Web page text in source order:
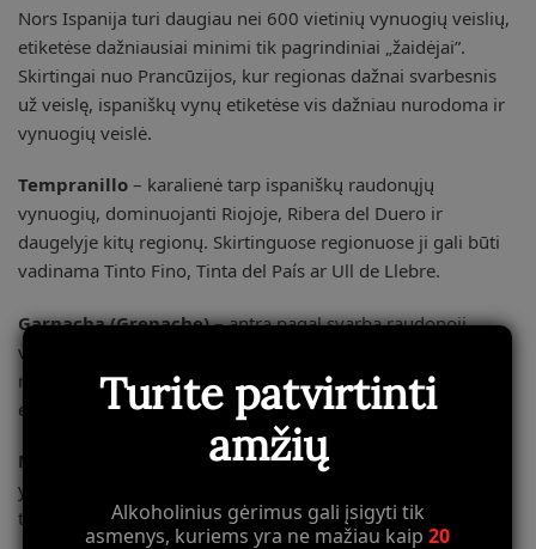
Nors Ispanija turi daugiau nei 600 vietinių vynuogių veislių,
etiketėse dažniausiai minimi tik pagrindiniai „žaidėjai”.
Skirtingai nuo Prancūzijos, kur regionas dažnai svarbesnis
už veislę, ispaniškų vynų etiketėse vis dažniau nurodoma ir
vynuogių veislė.
Tempranillo – karalienė tarp ispaniškų raudonųjų
vynuogių, dominuojanti Riojoje, Ribera del Duero ir
daugelyje kitų regionų. Skirtinguose regionuose ji gali būti
vadinama Tinto Fino, Tinta del País ar Ull de Llebre.
Garnacha (Grenache)– antra pagal svarbą raudonoji
veislė, ypač svarbi Priorato, Calatayud ir Campo de Borja
regionuose. Iš jos gaminami tiek galingi raudonieji, tiek
elegantški rožiniai vynai.
Monastrell (Mourvèdre)– pietryčių Ispanijos specialybė,
ypač Jumilla ir Yecla regionuose, duodanti sodrius,
taniningusvynus.
Turite patvirtinti
amžių
Alkoholinius gėrimus gali įsigyti tik
asmenys, kuriems yra ne mažiau kaip20